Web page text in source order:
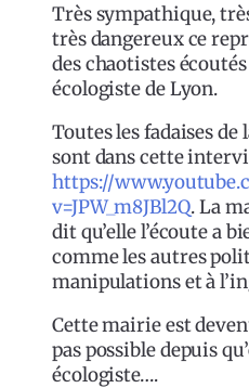
Très sympathique,
très dangereux ce
des chaotistes
écologiste de Lyon.
Toutes les fadaises
sont dans cette
https://
v=JPW_m8JBl2Q. La
dit qu’elle l’écoute a
comme les autres
manipulations et à
Cette mairie est
pas possible depuis
écologiste….